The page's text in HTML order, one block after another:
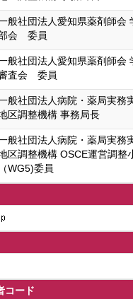
般社団法人愛知県薬剤師会
会 委員
般社団法人愛知県薬剤師会
査会 委員
般社団法人病院・薬局実務
区調整機構 事務局長
般社団法人病院・薬局実務
区調整機構 OSCE運営調整
（WG5)委員
コード